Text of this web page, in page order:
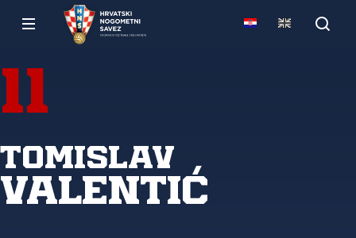
11
Tomislav
Valentić